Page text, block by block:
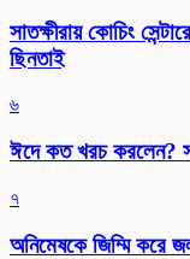
সাতক্ষীরায় কোচিং
ছিনতাই
৬
ঈদে কত খরচ করলেন?
৭
অনিমেষকে জিম্মি করে